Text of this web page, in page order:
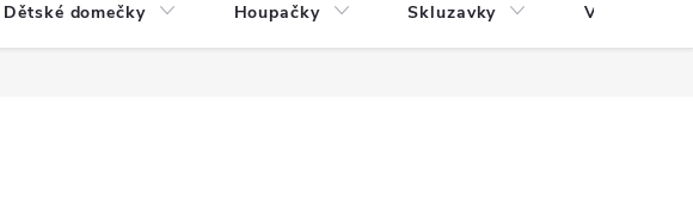
Dětské domečky Houpačky Skluzavky Veřejná